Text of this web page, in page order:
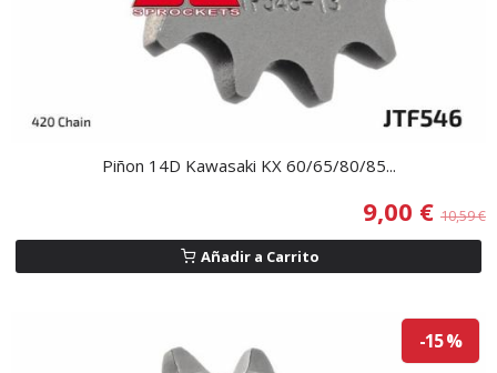
Piñon 14D Kawasaki KX 60/65/80/85...
9,00 € 10,59 €
Añadir a Carrito
-15 %